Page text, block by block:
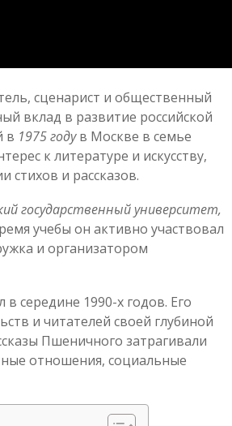
сценарист и общественный
вклад в развитие российской
в 1975 годув Москве в семье
к литературе и искусству,
стихов и рассказов.
государственный университет,
учебы он активно участвовал
и организатором
середине 1990-х годов. Его
и читателей своей глубиной
Пшеничного затрагивали
отношения, социальные